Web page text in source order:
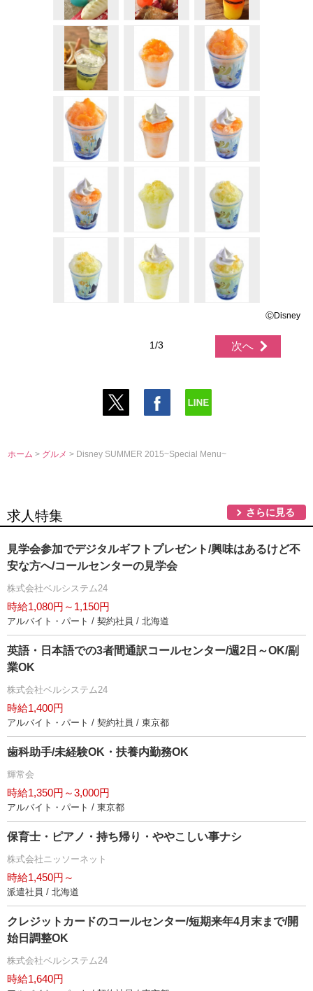
ⒸDisney
次へ
1/3
ホーム > グルメ> Disney SUMMER 2015~Special Menu~
求人特集 さらに見る
見学会参加でデジタルギフトプレゼント/興味はあるけど不
安な方へ/コールセンターの見学会
株式会社ベルシステム24
時給1,080円～1,150円
アルバイト・パート / 契約社員 / 北海道
英語・日本語での3者間通訳コールセンター/週2日～OK/副
業OK
株式会社ベルシステム24
時給1,400円
アルバイト・パート / 契約社員 / 東京都
歯科助手/未経験OK・扶養内勤務OK
輝常会
時給1,350円～3,000円
アルバイト・パート / 東京都
保育士・ピアノ・持ち帰り・ややこしい事ナシ
株式会社ニッソーネット
時給1,450円～
派遣社員 / 北海道
クレジットカードのコールセンター/短期来年4月末まで/開
始日調整OK
株式会社ベルシステム24
時給1,640円